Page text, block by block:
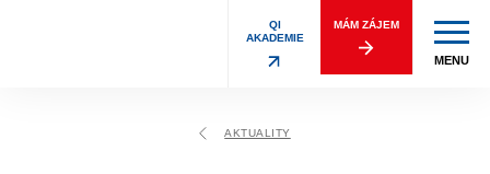
QI
AKADEMIE
MÁM ZÁJEM
MENU
AKTUALITY